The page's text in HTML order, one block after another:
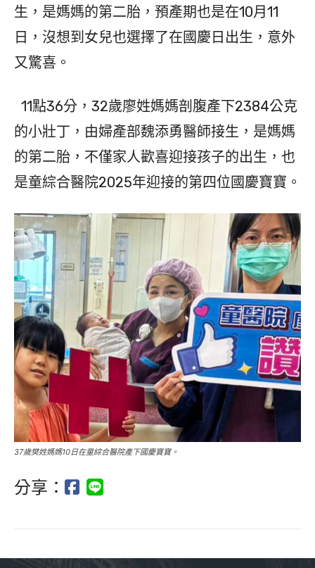
生，是媽媽的第二胎，預產期也是在10月11
日，沒想到女兒也選擇了在國慶日出生，意外
又驚喜。
11點36分，32歲廖姓媽媽剖腹產下2384公克
的小壯丁，由婦產部魏添勇醫師接生，是媽媽
的第二胎，不僅家人歡喜迎接孩子的出生，也
是童綜合醫院2025年迎接的第四位國慶寶寶。
37歲樊姓媽媽10日在童綜合醫院產下國慶寶寶。
分享：